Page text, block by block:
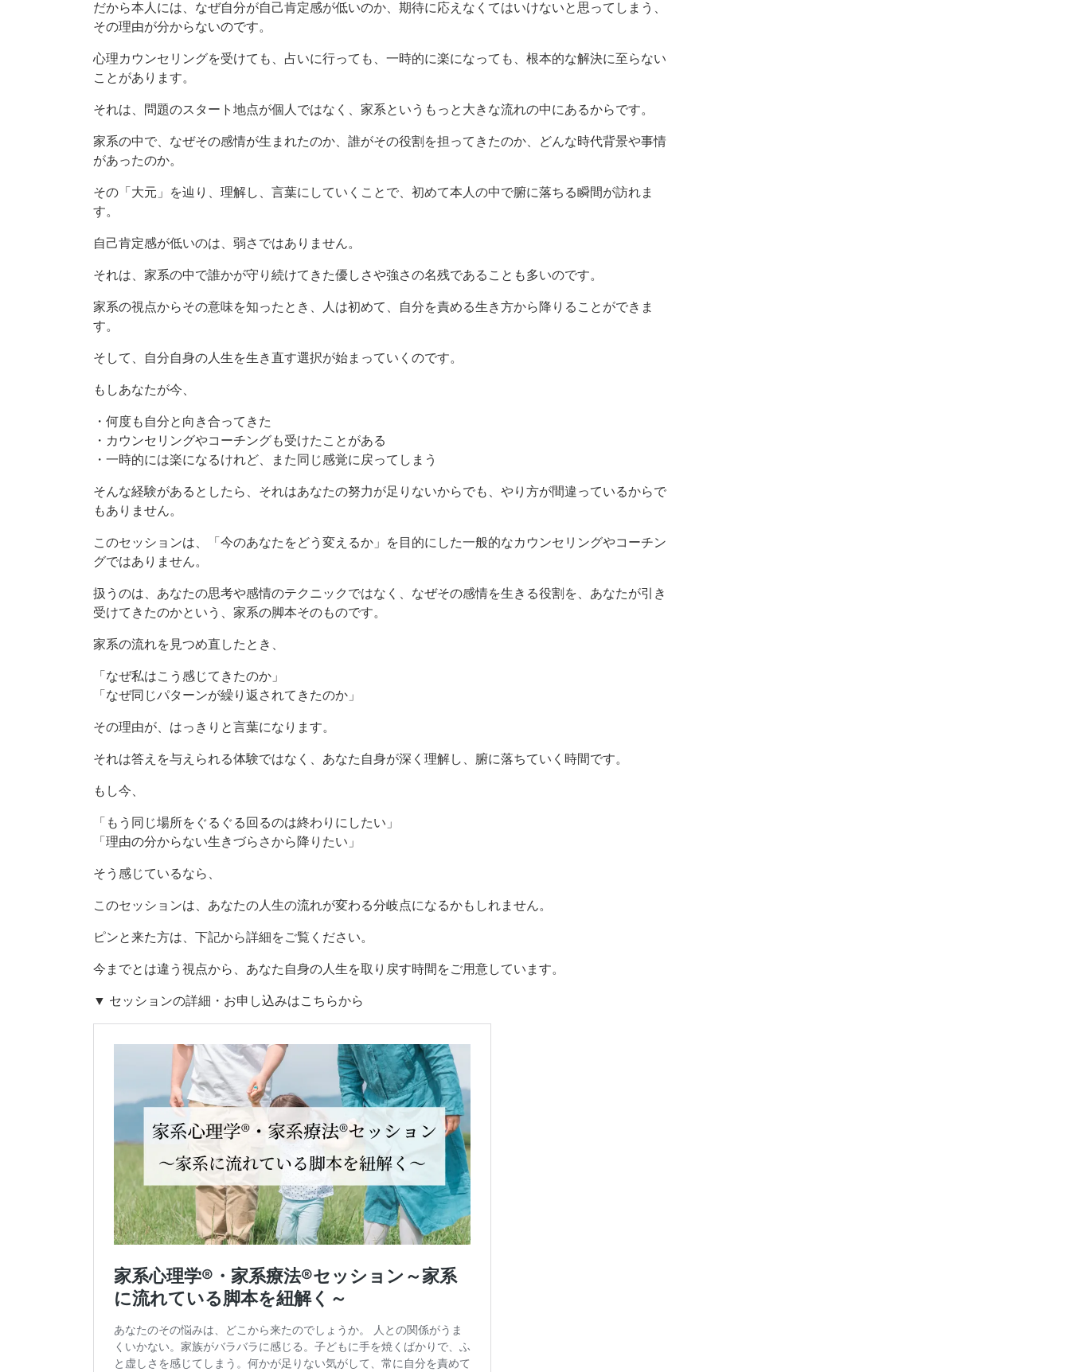
だから本人には、なぜ自分が自己肯定感が低いのか、期待に応えなくてはいけないと思ってしまう、
その理由が分からないのです。
心理カウンセリングを受けても、占いに行っても、一時的に楽になっても、根本的な解決に至らない
ことがあります。
それは、問題のスタート地点が個人ではなく、家系というもっと大きな流れの中にあるからです。
家系の中で、なぜその感情が生まれたのか、誰がその役割を担ってきたのか、どんな時代背景や事情
があったのか。
その「大元」を辿り、理解し、言葉にしていくことで、初めて本人の中で腑に落ちる瞬間が訪れま
す。
自己肯定感が低いのは、弱さではありません。
それは、家系の中で誰かが守り続けてきた優しさや強さの名残であることも多いのです。
家系の視点からその意味を知ったとき、人は初めて、自分を責める生き方から降りることができま
す。
そして、自分自身の人生を生き直す選択が始まっていくのです。
もしあなたが今、
・何度も自分と向き合ってきた
・カウンセリングやコーチングも受けたことがある
・一時的には楽になるけれど、また同じ感覚に戻ってしまう
そんな経験があるとしたら、それはあなたの努力が足りないからでも、やり方が間違っているからで
もありません。
このセッションは、「今のあなたをどう変えるか」を目的にした一般的なカウンセリングやコーチン
グではありません。
扱うのは、あなたの思考や感情のテクニックではなく、なぜその感情を生きる役割を、あなたが引き
受けてきたのかという、家系の脚本そのものです。
家系の流れを見つめ直したとき、
「なぜ私はこう感じてきたのか」
「なぜ同じパターンが繰り返されてきたのか」
その理由が、はっきりと言葉になります。
それは答えを与えられる体験ではなく、あなた自身が深く理解し、腑に落ちていく時間です。
もし今、
「もう同じ場所をぐるぐる回るのは終わりにしたい」
「理由の分からない生きづらさから降りたい」
そう感じているなら、
このセッションは、あなたの人生の流れが変わる分岐点になるかもしれません。
ピンと来た方は、下記から詳細をご覧ください。
今までとは違う視点から、あなた自身の人生を取り戻す時間をご用意しています。
▼ セッションの詳細・お申し込みはこちらから